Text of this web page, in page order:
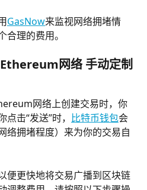
GasNow来监视网络拥堵情
理的费用。
网络 手动定制
网络上创建交易时，你
击“发送”时， 比特币钱包会
络拥堵程度）来为你的交易自
便更快地将交易广播到区块链